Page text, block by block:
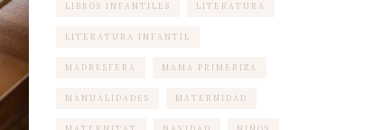
LIBROS INFANTILES LITERATURA
LITERATURA INFANTIL
MADRESFERA MAMA PRIMERIZA
MANUALIDADES MATERNIDAD